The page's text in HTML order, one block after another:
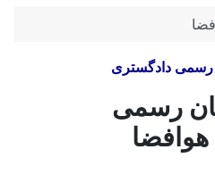
رسمی دادگستری
رسمی